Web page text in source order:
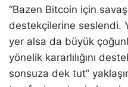
“Bazen Bitcoin için
destekçilerine seslendi.
yer alsa da büyük
yönelik kararlılığını
sonsuza dek tut”